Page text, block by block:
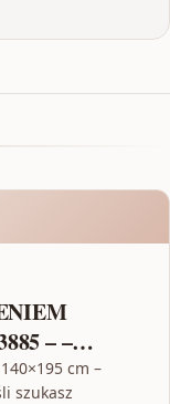
– –
cm –
szukasz